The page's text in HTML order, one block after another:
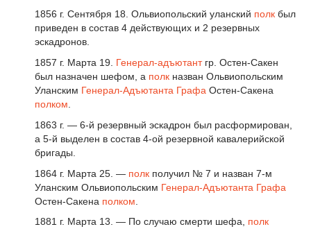
1856 г. Сентября 18. Ольвиопольский уланский полк был
приведен в состав 4 действующих и 2 резервных
эскадронов.
1857 г. Марта 19. Генерал-адъютантгр. Остен-Сакен
был назначен шефом, а полк назван Ольвиопольским
Уланским Генерал-Адъютанта Графа Остен-Сакена
полком
1863 г. — 6-й резервный эскадрон был расформирован,
а 5-й выделен в состав 4-ой резервной кавалерийской
бригады.
1864 г. Марта 25. — полк получил № 7 и назван 7-м
Уланским Ольвиопольским Генерал-Адъютанта Графа
Остен-Сакена полком
1881 г. Марта 13. — По случаю смерти шефа, полк